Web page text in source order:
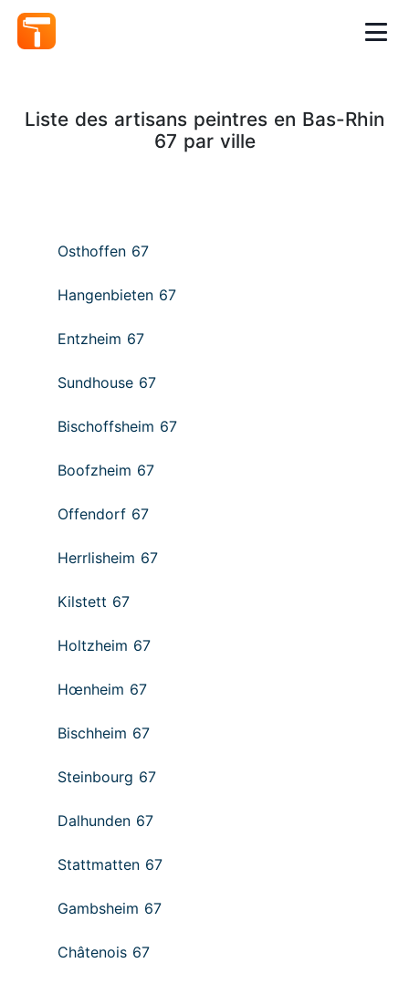
Liste des artisans peintres en Bas-Rhin
67 par ville
Osthoffen 67
Hangenbieten 67
Entzheim 67
Sundhouse 67
Bischoffsheim 67
Boofzheim 67
Offendorf 67
Herrlisheim 67
Kilstett 67
Holtzheim 67
Hœnheim 67
Bischheim 67
Steinbourg 67
Dalhunden 67
Stattmatten 67
Gambsheim 67
Châtenois 67